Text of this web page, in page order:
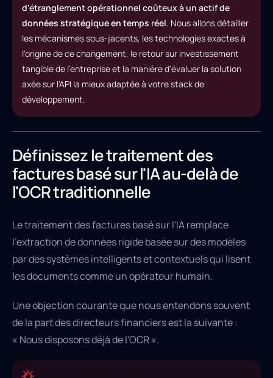
d'étranglement opérationnel coûteux à un actif de
données stratégique en temps réel. Nous allons détailler
les mécanismes sous-jacents, les technologies exactes à
l'origine de ce changement, le retour sur investissement
tangible de l'entreprise et la manière d'évaluer la solution
axée sur l'API la mieux adaptée à votre stack de
développement.
Définissez le traitement des
factures basé sur l'IA au-delà de
l'OCR traditionnelle
Le traitement des factures basé sur l'IA remplace
l'extraction de données rigide basée sur des modèles
par des systèmes intelligents et contextuels qui lisent
les documents comme un opérateur humain.
Une objection courante que nous entendons souvent
de la part des directeurs financiers est la suivante :
« Nous disposons déjà de l'OCR ».